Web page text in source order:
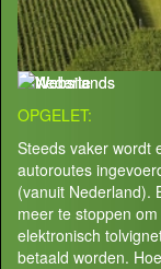
OPGELET:
Steeds vaker wordt
autoroutes
(vanuit Nederland).
meer te stoppen
elektronisch
betaald worden.